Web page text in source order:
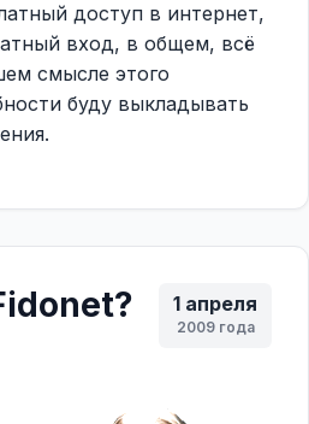
доступ в интернет,
вход, в общем, всё
смысле этого
буду выкладывать
1 апреля
2009 года